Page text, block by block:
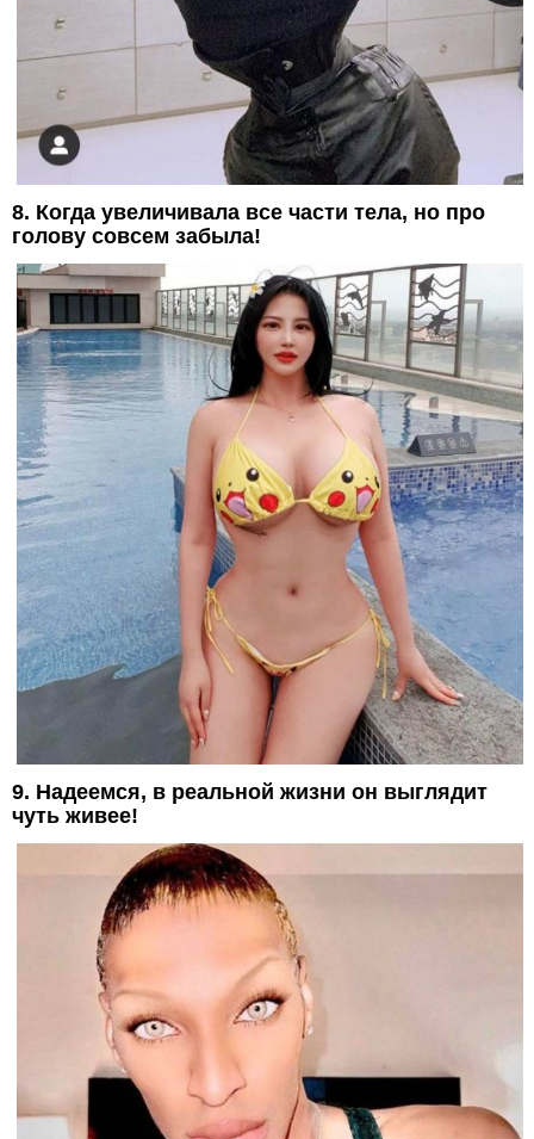
8. Когда увеличивала все части тела, но про
голову совсем забыла!
9. Надеемся, в реальной жизни он выглядит
чуть живее!